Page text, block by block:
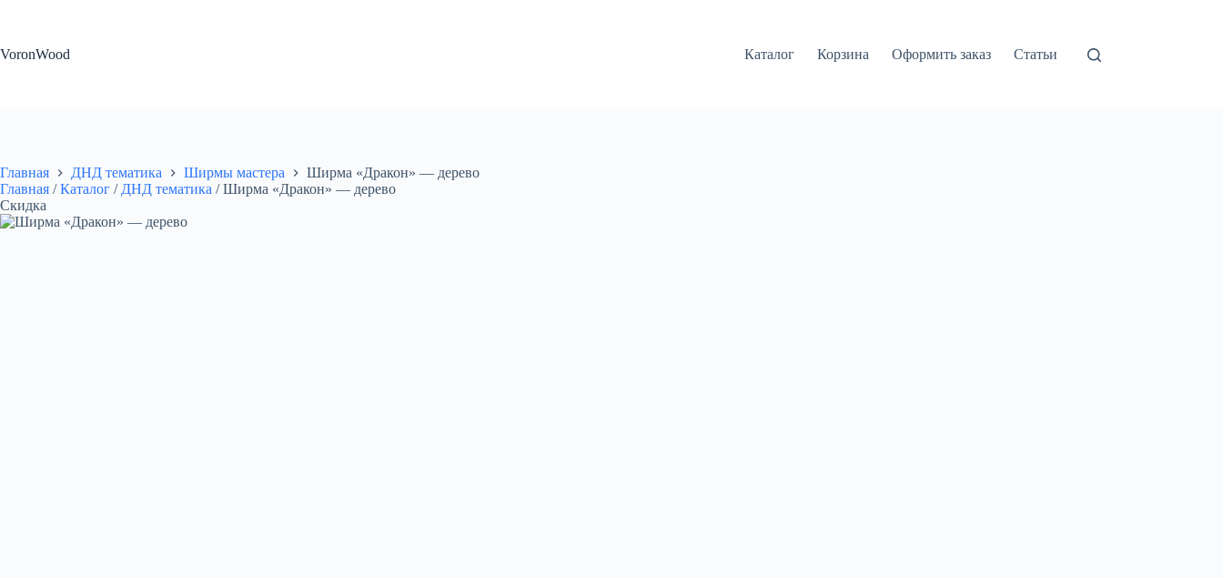
VoronWood
Каталог Корзина Оформить заказ Статьи
Главная ДНД тематика Ширмы мастера
Ширма «Дракон» — дерево
Главная / Каталог / ДНД тематика / Ширма «Дракон» — дерево
Скидка